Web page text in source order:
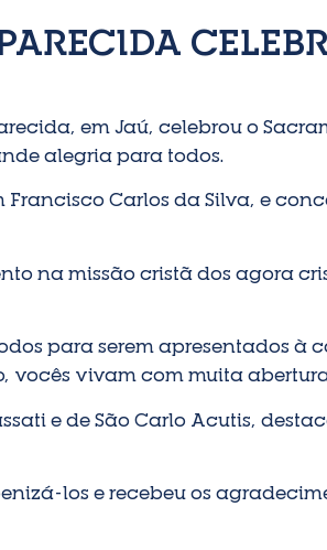
em Jaú, celebrou o
alegria para todos.
Carlos da Silva, e
na missão cristã dos agora
para serem apresentados à
vocês vivam com muita
e de São Carlo Acutis,
los e recebeu os